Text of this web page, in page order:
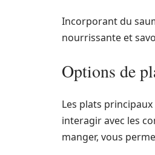
Incorporant du
nourrissante et
Options de
Les plats
interagir avec les
manger, vous